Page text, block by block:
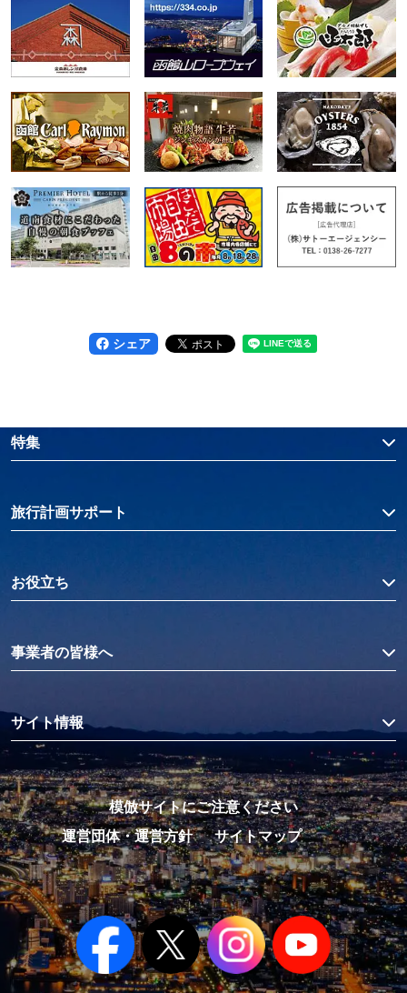
シェア
特集
旅行計画サポート
お役立ち
事業者の皆様へ
サイト情報
模倣サイトにご注意ください
運営団体・運営方針
サイトマップ